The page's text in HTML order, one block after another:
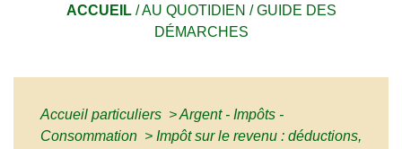
ACCUEIL/AU QUOTIDIEN /GUIDE DES
DÉMARCHES
Accueil particuliers >Argent - Impôts -
Consommation > Impôt sur le revenu : déductions,